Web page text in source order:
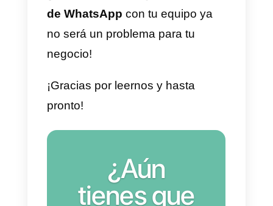
realizar compras a compañías a
las que puedenacceder a
de aplicaciones
WhatsApp, Facebook
o Instagram Direct.